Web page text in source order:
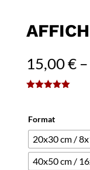
15,00€–
notation
client
Format
20x30 cm /
40x50 cm /